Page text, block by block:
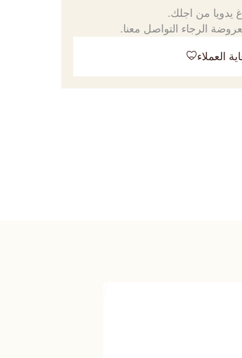
يدويا من اجلك.
الرجاء التواصل معنا.
العملاء